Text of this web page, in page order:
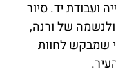
ועבודת יד. סיור
של ורנה,
שמבקש לחוות